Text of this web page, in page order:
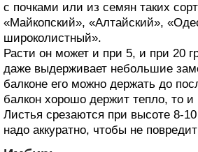
с почками или из семян таких
«Майкопский», «Алтайский»,
широколистный».
Расти он может и при 5, и при 20
даже выдерживает небольшие
балконе его можно держать до
балкон хорошо держит тепло, то и
Листья срезаются при высоте 8-
надо аккуратно, чтобы не